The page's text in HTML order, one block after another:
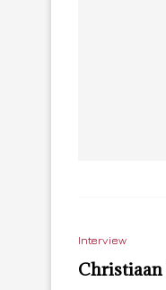
Interview